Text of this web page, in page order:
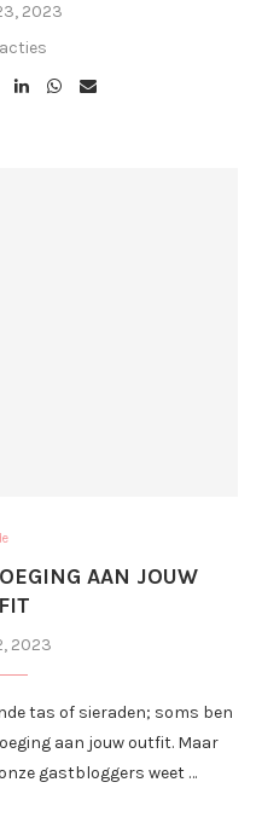
2023
AAN JOUW
2023
tas of sieraden; soms ben
aan jouw outfit. Maar
gastbloggers weet …